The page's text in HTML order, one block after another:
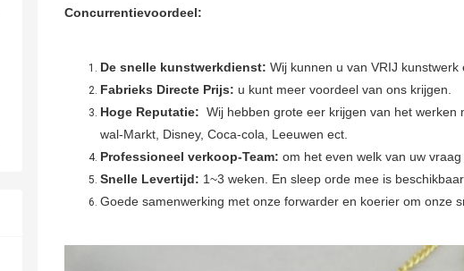
Concurrentievoordeel:
De snelle kunstwerkdienst: Wij kunnen u van VRIJ
Fabrieks Directe Prijs: u kunt meer voordeel van ons krijgen.
Hoge Reputatie: Wij hebben grote eer krijgen van het
wal-Markt, Disney, Coca-cola, Leeuwen ect.
Professioneel verkoop-Team: om het even welk van uw
Snelle Levertijd: 1~3 weken. En sleep orde mee is
Goede samenwerking met onze forwarder en koerier om onze